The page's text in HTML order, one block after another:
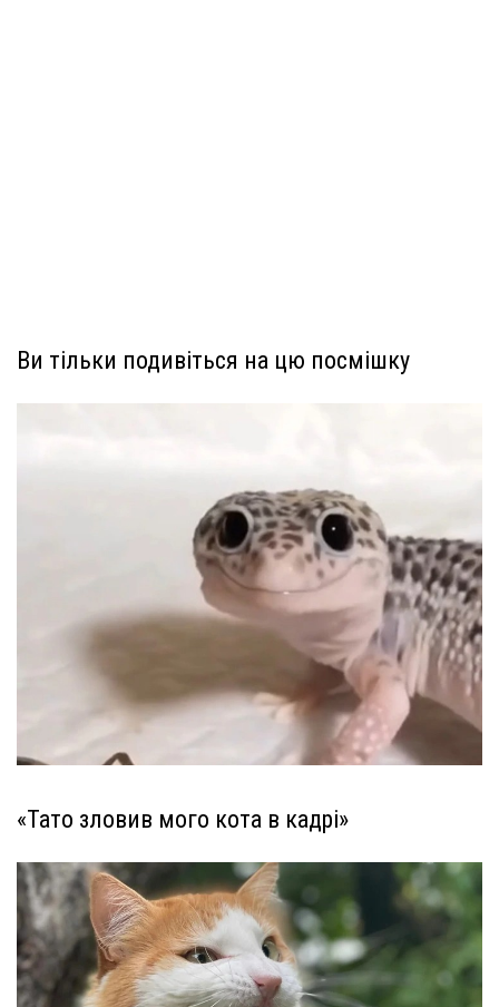
Ви тільки подивіться на цю посмішку
«Тато зловив мого кота в кадрі»